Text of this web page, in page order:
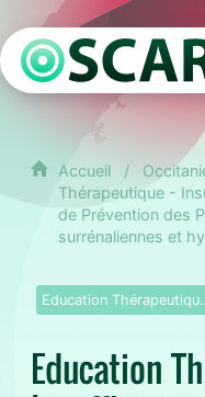
Accueil
Thérapeutique -
de Prévention des
surrénaliennes et
Education Thérapeutique -
Education